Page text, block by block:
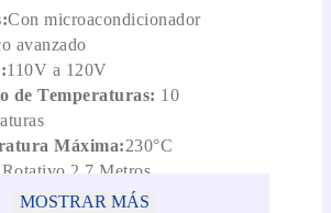
Con microacondicionador
avanzado
110V a 120V
de Temperaturas: 10
Máxima:230°C
Rotativo 2.7 Metros
MOSTRAR MÁS